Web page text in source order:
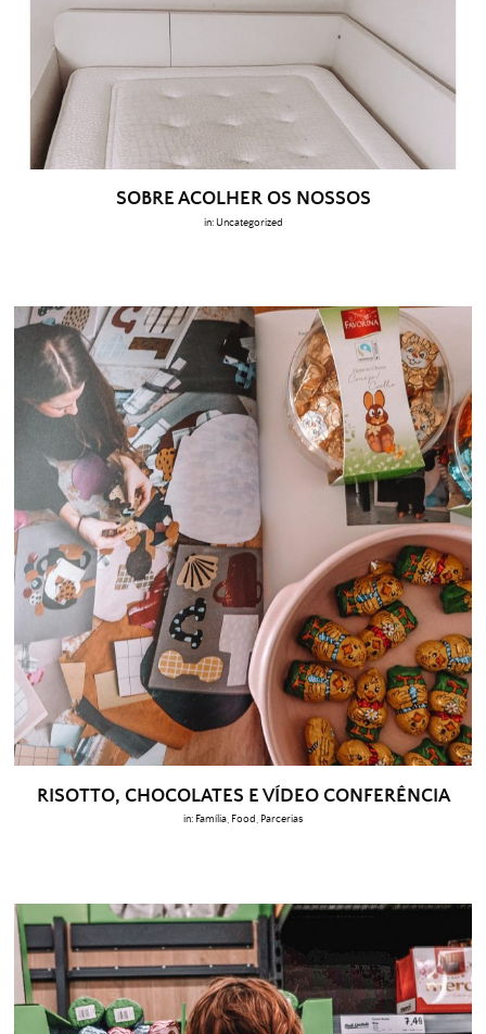
SOBRE ACOLHER OS NOSSOS
in: Uncategorized
RISOTTO, CHOCOLATES E VÍDEO CONFERÊNCIA
in: Família Food Parcerias